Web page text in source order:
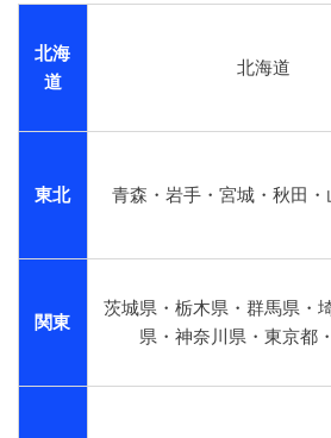
北海
道
北海道
東北 青森・岩手・宮城・秋田・
関東
茨城県・栃木県・群馬県・
県・神奈川県・東京都